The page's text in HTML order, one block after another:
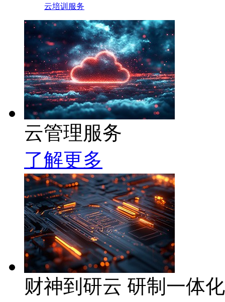
云培训服务
云管理服务
了解更多
财神到研云 研制一体